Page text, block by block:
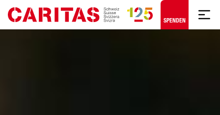
Zum Hauptinhalt springen
SPENDEN